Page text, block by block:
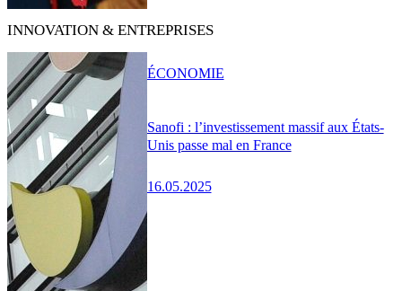
INNOVATION & ENTREPRISES
Sanofi : l’investissement massif aux États-
Unis passe mal en France
16.05.2025
ÉCONOMIE